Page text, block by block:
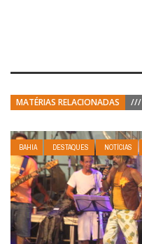
MATÉRIAS RELACIONADAS ///
BAHIA DESTAQUES NOTÍCIAS